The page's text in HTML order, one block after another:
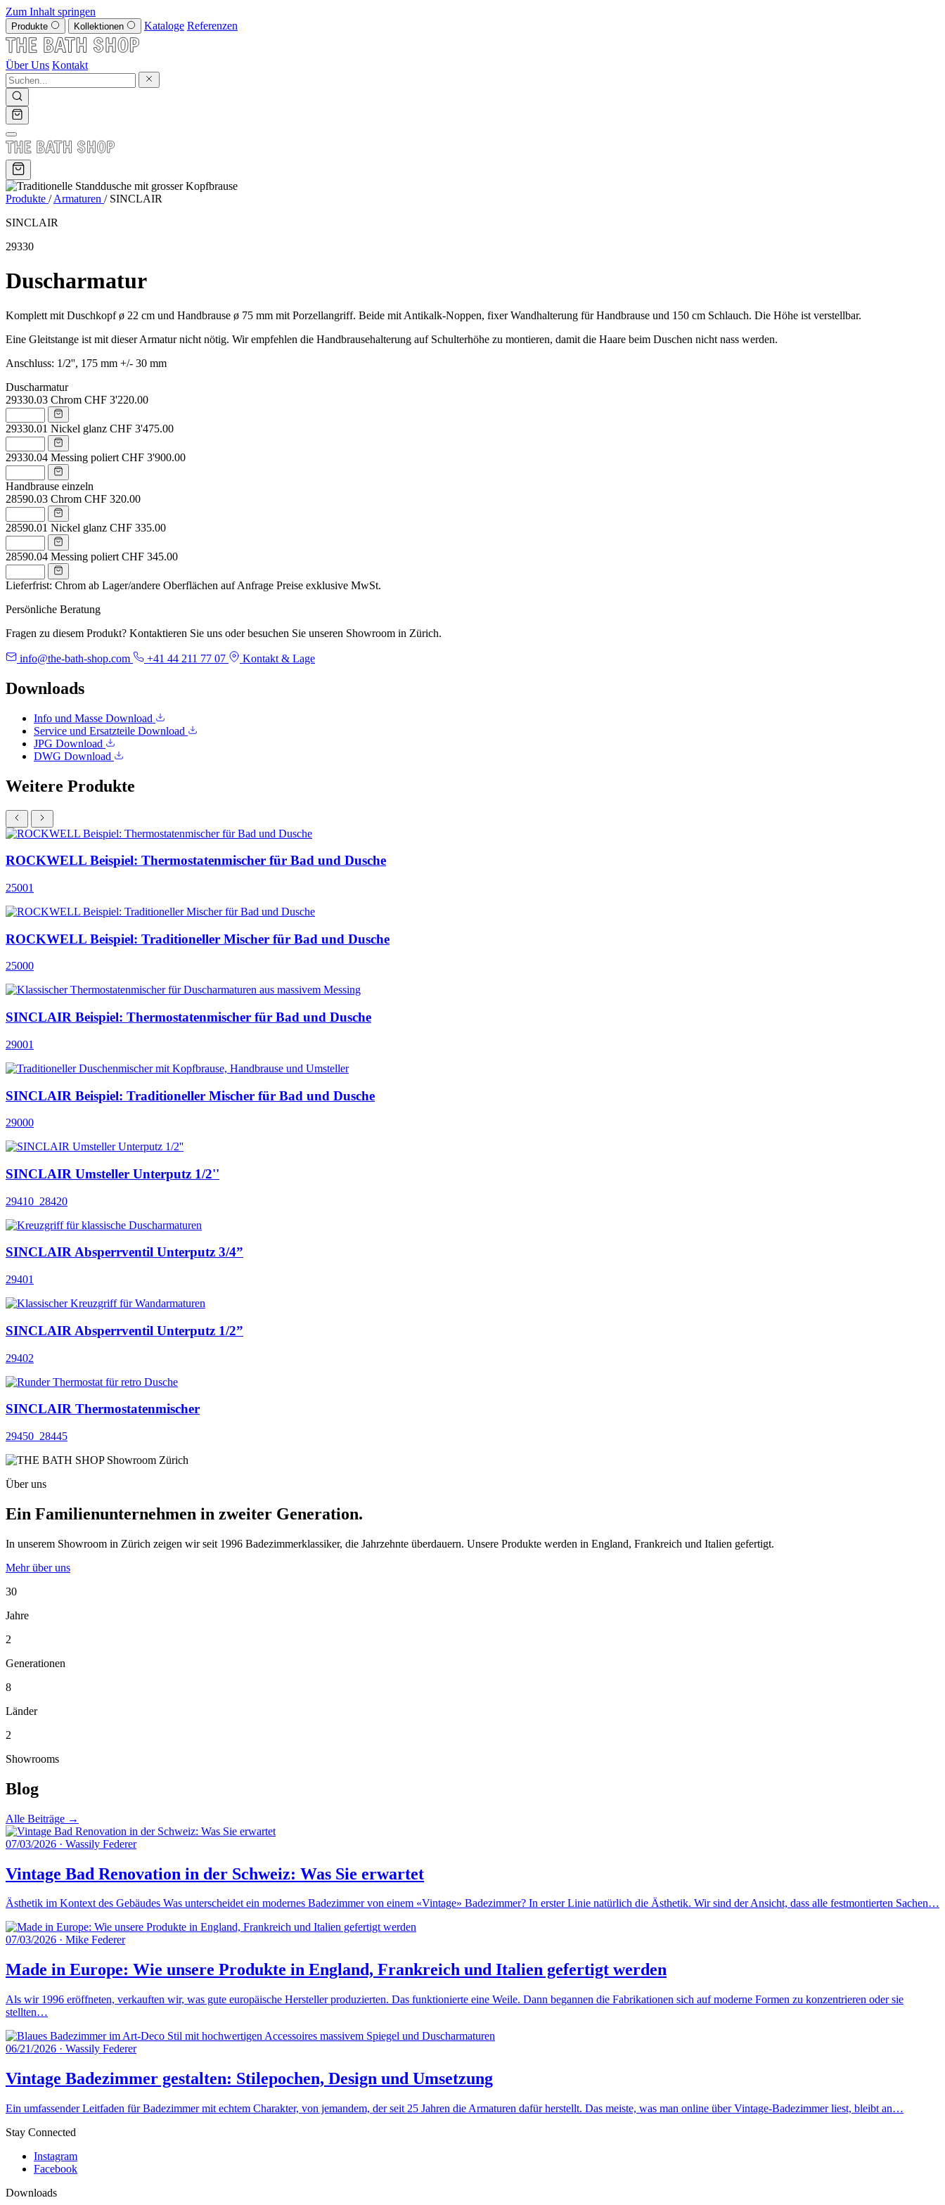
Zum Inhalt springen
Produkte Kollektionen Kataloge Referenzen
Über Uns Kontakt
Produkte / Armaturen / SINCLAIR
SINCLAIR
29330
Duscharmatur
Komplett mit Duschkopf ø 22 cm und Handbrause ø 75 mm mit Porzellangriff. Beide mit Antikalk-Noppen, fixer Wandhalterung für Handbrause und 150 cm Schlauch. Die Höhe ist verstellbar.
Eine Gleitstange ist mit dieser Armatur nicht nötig. Wir empfehlen die Handbrausehalterung auf Schulterhöhe zu montieren, damit die Haare beim Duschen nicht nass werden.
Anschluss: 1/2'', 175 mm +/- 30 mm
Duscharmatur
29330.03 Chrom CHF 3'220.00
29330.01 Nickel glanz CHF 3'475.00
29330.04 Messing poliert CHF 3'900.00
Handbrause einzeln
28590.03 Chrom CHF 320.00
28590.01 Nickel glanz CHF 335.00
28590.04 Messing poliert CHF 345.00
Lieferfrist: Chrom ab Lager/andere Oberflächen auf Anfrage Preise exklusive MwSt.
Persönliche Beratung
Fragen zu diesem Produkt? Kontaktieren Sie uns oder besuchen Sie unseren Showroom in Zürich.
info@the-bath-shop.com +41 44 211 77 07 Kontakt & Lage
Downloads
Info und Masse Download
Service und Ersatzteile Download
JPG Download
DWG Download
Weitere Produkte
ROCKWELL Beispiel: Thermostatenmischer für Bad und Dusche
25001
ROCKWELL Beispiel: Traditioneller Mischer für Bad und Dusche
25000
SINCLAIR Beispiel: Thermostatenmischer für Bad und Dusche
29001
SINCLAIR Beispiel: Traditioneller Mischer für Bad und Dusche
29000
SINCLAIR Umsteller Unterputz 1/2''
29410_28420
SINCLAIR Absperrventil Unterputz 3/4”
29401
SINCLAIR Absperrventil Unterputz 1/2”
29402
SINCLAIR Thermostatenmischer
29450_28445
Über uns
Ein Familienunternehmen in zweiter Generation.
In unserem Showroom in Zürich zeigen wir seit 1996 Badezimmerklassiker, die Jahrzehnte überdauern. Unsere Produkte werden in England, Frankreich und Italien gefertigt.
Mehr über uns
30
Jahre
2
Generationen
8
Länder
2
Showrooms
Blog
Alle Beiträge →
07/03/2026 · Wassily Federer
Vintage Bad Renovation in der Schweiz: Was Sie erwartet
Ästhetik im Kontext des Gebäudes Was unterscheidet ein modernes Badezimmer von einem «Vintage» Badezimmer? In erster Linie natürlich die Ästhetik. Wir sind der Ansicht, dass alle festmontierten Sachen…
07/03/2026 · Mike Federer
Made in Europe: Wie unsere Produkte in England, Frankreich und Italien gefertigt werden
Als wir 1996 eröffneten, verkauften wir, was gute europäische Hersteller produzierten. Das funktionierte eine Weile. Dann begannen die Fabrikationen sich auf moderne Formen zu konzentrieren oder sie
stellten…
06/21/2026 · Wassily Federer
Vintage Badezimmer gestalten: Stilepochen, Design und Umsetzung
Ein umfassender Leitfaden für Badezimmer mit echtem Charakter, von jemandem, der seit 25 Jahren die Armaturen dafür herstellt. Das meiste, was man online über Vintage-Badezimmer liest, bleibt an…
Stay Connected
Instagram
Facebook
Downloads